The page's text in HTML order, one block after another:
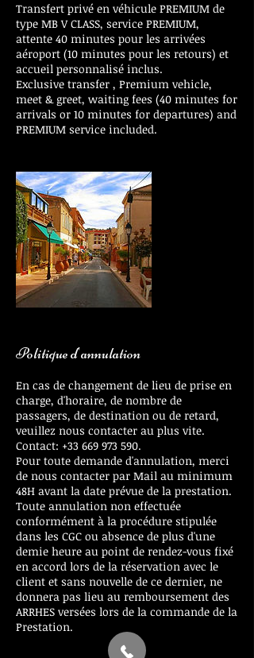
Transfert privé en véhicule PREMIUM de
type MB V CLASS, service PREMIUM,
attente 40 minutes pour les arrivées
aéroport (10 minutes pour les retours) et
accueil personnalisé inclus.
Exclusive transfer , Premium vehicle,
meet & greet, waiting fees (40 minutes for
arrivals or 10 minutes for departures) and
PREMIUM service included.
Politique d'annulation
En cas de changement de lieu de prise en
charge, d'horaire, de nombre de
passagers, de destination ou de retard,
veuillez nous contacter au plus vite.
Contact: +33 669 973 590.
Pour toute demande d'annulation, merci
de nous contacter par Mail au minimum
48H avant la date prévue de la prestation.
Toute annulation non effectuée
conformément à la procédure stipulée
dans les CGC ou absence de plus d'une
demie heure au point de rendez-vous fixé
en accord lors de la réservation avec le
client et sans nouvelle de ce dernier, ne
donnera pas lieu au remboursement des
ARRHES versées lors de la commande de la
Prestation.